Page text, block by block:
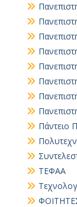
Πάντειο
ΤΕΦΑΑ